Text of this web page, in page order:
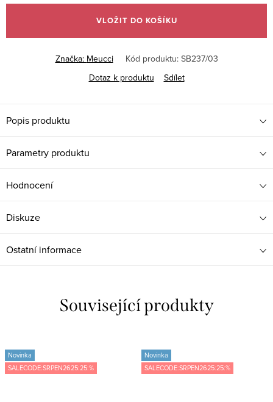
cena:
VLOŽIT DO KOŠÍKU
Značka: Meucci Kód produktu: SB237/03
Dotaz k produktu
Sdílet
Popis produktu
Parametry produktu
Hodnocení
Diskuze
Ostatní informace
Související produkty
Novinka
SALECODE:SRPEN2625:25:%
Novinka
SALECODE:SRPEN2625:25:%